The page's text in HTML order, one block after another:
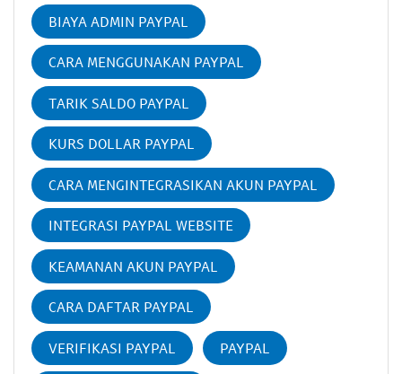
BIAYA ADMIN PAYPAL
CARA MENGGUNAKAN PAYPAL
TARIK SALDO PAYPAL
KURS DOLLAR PAYPAL
CARA MENGINTEGRASIKAN AKUN PAYPAL
INTEGRASI PAYPAL WEBSITE
KEAMANAN AKUN PAYPAL
CARA DAFTAR PAYPAL
VERIFIKASI PAYPAL PAYPAL